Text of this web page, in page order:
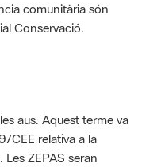
comunitària són
Conservació.
aus. Aquest terme va
CEE relativa a la
Les ZEPAS seran